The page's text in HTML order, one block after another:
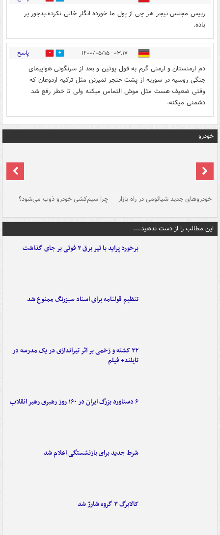
رییس مجلس نیجر هر چی از پول ما خورده انگار خالی نکرده.بدجور پر
باده.
۰۳:۱۷ - ۱۴۰۰/۰۵/۱۵ 1 پاسخ
دم ارمنستان و ارمنی گرم به قول پوتین و بعد از سرنگونی هواپیمای
جنگی روسیه در سوریه از پشت خنجر نمیزنن مثل ترکیه اردوعان که
وقتی ضعیف هست مثل موش التماس میکنه ولی تا خطر رفع شد
دشمنی میکنه.
خودرو
خودروهای جدید شیائومی در راه بازار چرا سیم‌کشی خودرو ذوب می‌شود؟
این مطالب را از دست ندهید....
برخورد پراید با تیر برق ۲ فوتی بر جای گذاشت
تنظیم قولنامه برای اسناد سبزرنگ ممنوع شد
۲۲ کشته و زخمی بر اثر تیراندازی در یک مدرسه در
تایلند+ فیلم
۶ دستاورد بزرگ ایران در ۱۶۰ روز رهبری رهبر انقلاب
شرط جدید برای بازنشستگی اعلام شد
کالابرگ ۳ گروه شارژ شد